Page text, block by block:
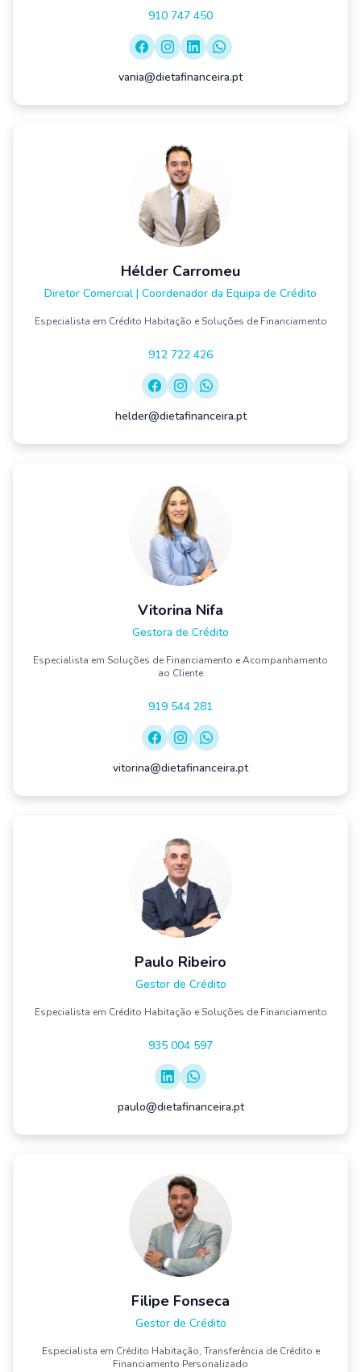
910 747 450
vania@dietafinanceira.pt
Hélder Carromeu
Diretor Comercial | Coordenador da Equipa de Crédito
Especialista em Crédito Habitação e Soluções de Financiamento
912 722 426
helder@dietafinanceira.pt
Vitorina Nifa
Gestora de Crédito
Especialista em Soluções de Financiamento e Acompanhamento
ao Cliente
919 544 281
vitorina@dietafinanceira.pt
Paulo Ribeiro
Gestor de Crédito
Especialista em Crédito Habitação e Soluções de Financiamento
935 004 597
paulo@dietafinanceira.pt
Filipe Fonseca
Gestor de Crédito
Especialista em Crédito Habitação, Transferência de Crédito e
Financiamento Personalizado